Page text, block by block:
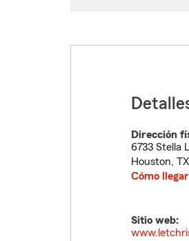
Dirección
6733 Stella
Houston, TX
Cómo llegar
Sitio web: